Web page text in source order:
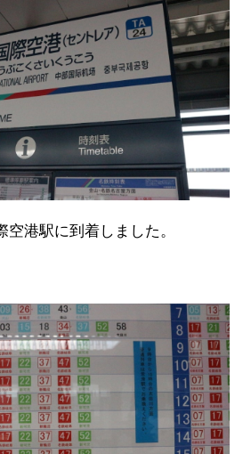
港駅に到着しました。